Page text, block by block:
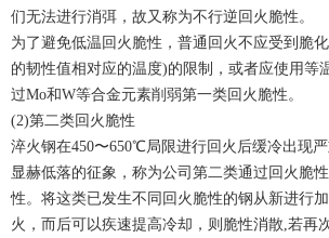
们无法进行消弭，故又称为不行逆回火脆性。
为了避免低温回火脆性，普通回火不应受到脆
的韧性值相对应的温度)的限制，或者应使用等
过Mo和W等合金元素削弱第一类回火脆性。
(2)第二类回火脆性
淬火钢在450〜650℃局限进行回火后缓冷出现
显赫低落的征象，称为公司第二类通过回火脆
性。将这类已发生不同回火脆性的钢从新进行
火，而后可以疾速提高冷却，则脆性消散,若再